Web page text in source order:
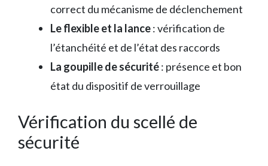
correct du mécanisme de déclenchement
Le flexible et la lance: vérification de
l’étanchéité et de l’état des raccords
La goupille de sécurité: présence et bon
état du dispositif de verrouillage
Vérification du scellé de
sécurité